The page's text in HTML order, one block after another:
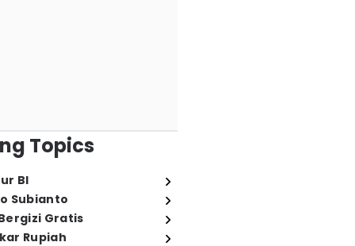
Topics
BI
Subianto
Gratis
Rupiah